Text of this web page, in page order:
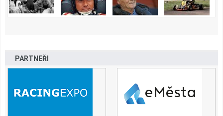
PARTNEŘI